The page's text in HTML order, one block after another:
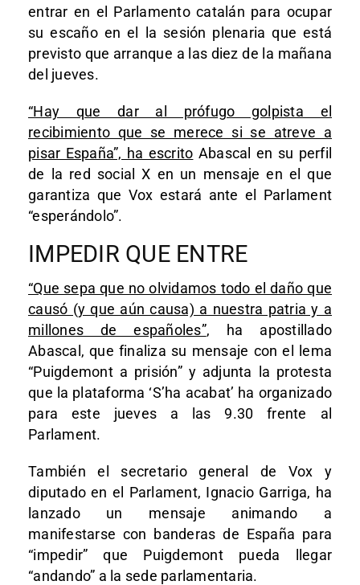
entrar en el Parlamento catalán para ocupar
su escaño en el la sesión plenaria que está
previsto que arranque a las diez de la mañana
del jueves.
“Hay que dar al prófugo golpista el
recibimiento que se merece si se atreve a
pisar España”, ha escrito Abascal en su perfil
de la red social X en un mensaje en el que
garantiza que Vox estará ante el Parlament
“esperándolo”.
IMPEDIR QUE ENTRE
“Que sepa que no olvidamos todo el daño que
causó (y que aún causa) a nuestra patria y a
millones de españoles”, ha apostillado
Abascal, que finaliza su mensaje con el lema
“Puigdemont a prisión” y adjunta la protesta
que la plataforma ‘S’ha acabat’ ha organizado
para este jueves a las 9.30 frente al
Parlament.
También el secretario general de Vox y
diputado en el Parlament, Ignacio Garriga, ha
lanzado un mensaje animando a
manifestarse con banderas de España para
“impedir” que Puigdemont pueda llegar
“andando” a la sede parlamentaria.